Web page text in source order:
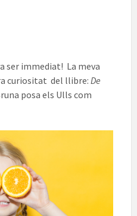
ser immediat! La meva
curiositat del llibre: De
posa els Ulls com